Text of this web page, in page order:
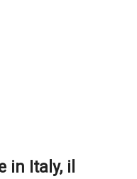
in Italy, il